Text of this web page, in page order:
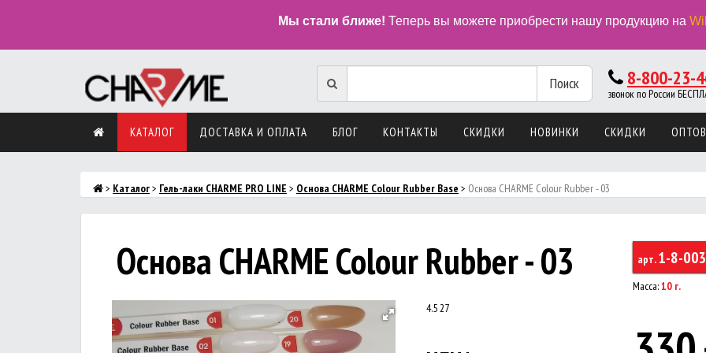
Мы стали ближе! Теперь вы можете приобрести нашу продукцию на
Поиск 8-800-23-
звонок по России
КАТАЛОГ ДОСТАВКА И ОПЛАТА БЛОГ КОНТАКТЫ СКИДКИ НОВИНКИ СКИДКИ
> Каталог> Гель-лаки CHARME PRO LINE > Основа CHARME Colour Rubber Base > Основа CHARME Colour Rubber - 03
Основа CHARME Colour Rubber - 03 арт.1-8-003
Масса:10 г.
4.527